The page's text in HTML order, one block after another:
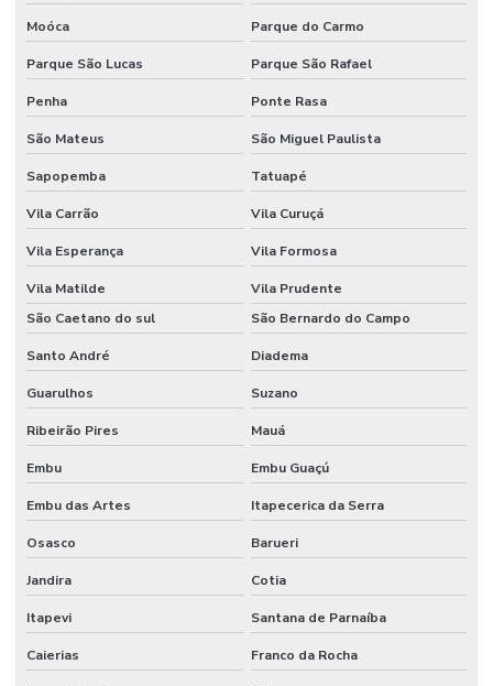
Moóca Parque do Carmo
Parque São Lucas Parque São Rafael
Penha Ponte Rasa
São Mateus São Miguel Paulista
Sapopemba Tatuapé
Vila Carrão Vila Curuçá
Vila Esperança Vila Formosa
Vila Matilde
Vila Prudente
São Caetano do sul
São Bernardo do Campo
Santo André Diadema
Guarulhos Suzano
Ribeirão Pires Mauá
Embu Embu Guaçú
Embu das Artes Itapecerica da Serra
Osasco Barueri
Jandira Cotia
Itapevi Santana de Parnaíba
Caierias Franco da Rocha